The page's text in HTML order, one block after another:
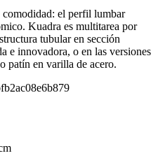
el perfil lumbar
Kuadra es multitarea por
tubular en sección
e innovadora, o en las versiones
patín en varilla de acero.